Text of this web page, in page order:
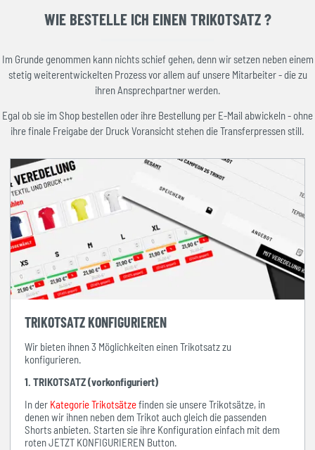
WIE BESTELLE ICH EINEN TRIKOTSATZ ?
Im Grunde genommen kann nichts schief gehen, denn wir setzen neben einem
stetig weiterentwickelten Prozess vor allem auf unsere Mitarbeiter - die zu
ihren Ansprechpartner werden.
Egal ob sie im Shop bestellen oder ihre Bestellung per E-Mail abwickeln - ohne
ihre finale Freigabe der Druck Voransicht stehen die Transferpressen still.
TRIKOTSATZ KONFIGURIEREN
Wir bieten ihnen 3 Möglichkeiten einen Trikotsatz zu
konfigurieren.
1. TRIKOTSATZ (vorkonfiguriert)
In der Kategorie Trikotsätzefinden sie unsere Trikotsätze, in
denen wir ihnen neben dem Trikot auch gleich die passenden
Shorts anbieten. Starten sie ihre Konfiguration einfach mit dem
roten JETZT KONFIGURIEREN Button.